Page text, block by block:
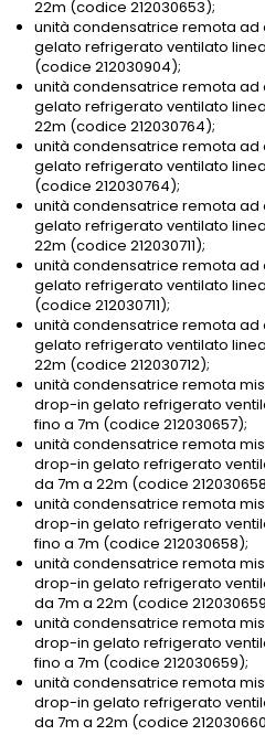
22m (codice 212030653);
unità condensatrice remota
gelato refrigerato ventilato
(codice 212030904);
unità condensatrice remota
gelato refrigerato ventilato
22m (codice 212030764);
unità condensatrice remota
gelato refrigerato ventilato
(codice 212030764);
unità condensatrice remota
gelato refrigerato ventilato
22m (codice 212030711);
unità condensatrice remota
gelato refrigerato ventilato
(codice 212030711);
unità condensatrice remota
gelato refrigerato ventilato
22m (codice 212030712);
unità condensatrice remota
drop-in gelato refrigerato
fino a 7m (codice 212030657);
unità condensatrice remota
drop-in gelato refrigerato
da 7m a 22m (codice
unità condensatrice remota
drop-in gelato refrigerato
fino a 7m (codice 212030658);
unità condensatrice remota
drop-in gelato refrigerato
da 7m a 22m (codice
unità condensatrice remota
drop-in gelato refrigerato
fino a 7m (codice 212030659);
unità condensatrice remota
drop-in gelato refrigerato
da 7m a 22m (codice